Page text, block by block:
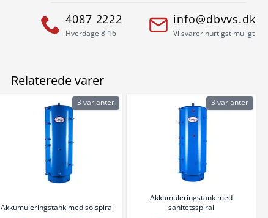
4087 2222
Hverdage 8-16
info@dbvvs.dk
Vi svarer hurtigst muligt
Relaterede varer
Akkumuleringstank med solspiral
3 varianter
Akkumuleringstank med
sanitetsspiral
3 varianter